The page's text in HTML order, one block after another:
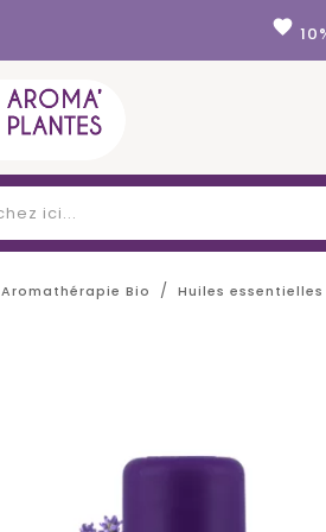
favorite
Aromathérapie Bio Huiles essentielles